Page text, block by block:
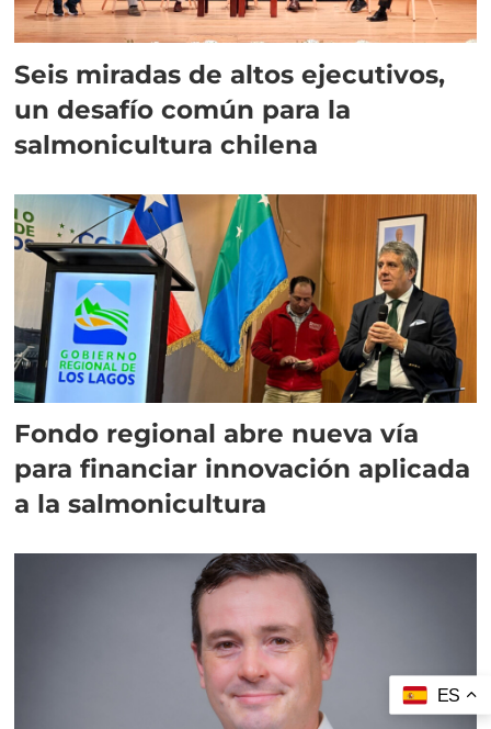
Seis miradas de altos ejecutivos,
un desafío común para la
salmonicultura chilena
Fondo regional abre nueva vía
para financiar innovación aplicada
a la salmonicultura
ES